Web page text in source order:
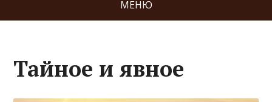
МЕНЮ
Тайное и явное